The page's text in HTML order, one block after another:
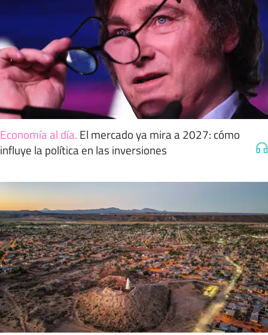
Economía al día. El mercado ya mira a 2027: cómo
influye la política en las inversiones